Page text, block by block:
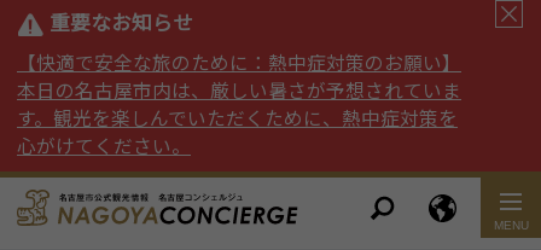
重要なお知らせ
【快適で安全な旅のために：熱中症対策のお願い】
本日の名古屋市内は、厳しい暑さが予想されていま
す。観光を楽しんでいただくために、熱中症対策を
心がけてください。